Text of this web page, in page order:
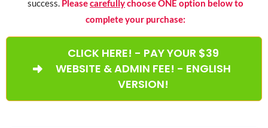
success. Pleasecarefullychoose ONE option below to
complete your purchase:
CLICK HERE! - PAY YOUR $39
WEBSITE & ADMIN FEE! - ENGLISH
VERSION!